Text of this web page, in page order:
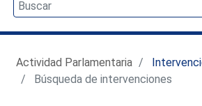
Actividad Parlamentaria
Búsqueda de intervenciones